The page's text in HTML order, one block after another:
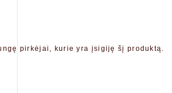
pirkėjai, kurie yra įsigiję šį produktą.